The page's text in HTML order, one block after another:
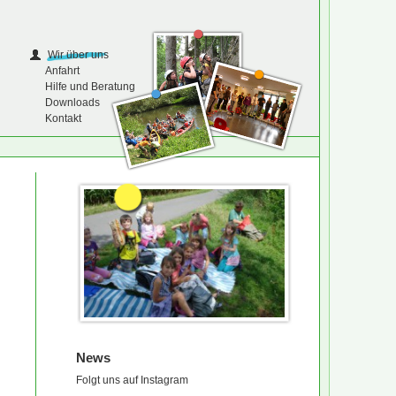
Wir über uns
Anfahrt
Hilfe und Beratung
Downloads
Kontakt
News
Folgt uns auf Instagram